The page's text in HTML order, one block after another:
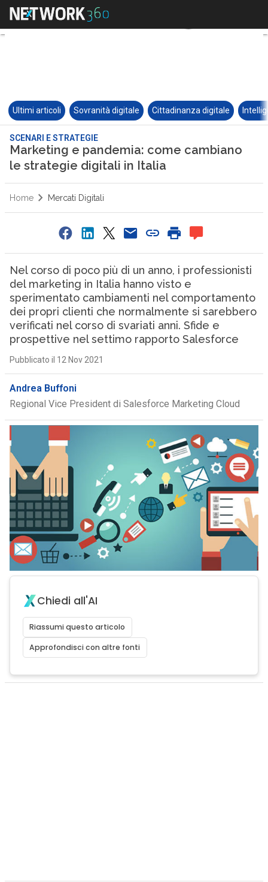
Ultimi articoli Sovranità digitale Cittadinanza digitale
SCENARI E STRATEGIE
Marketing e pandemia: come cambiano
le strategie digitali in Italia
Home Mercati Digitali
Nel corso di poco più di un anno, i professionisti
del marketing in Italia hanno visto e
sperimentato cambiamenti nel comportamento
dei propri clienti che normalmente si sarebbero
verificati nel corso di svariati anni. Sfide e
prospettive nel settimo rapporto Salesforce
Pubblicato il 12 Nov 2021
Andrea Buffoni
Regional Vice President di Salesforce Marketing Cloud
Chiedi all'AI
Riassumi questo articolo
Approfondisci con altre fonti